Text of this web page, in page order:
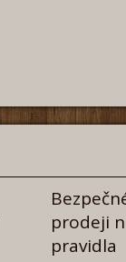
prodeji
pravidla